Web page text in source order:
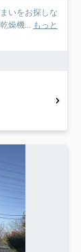
いをお探しな
燥機... もっと